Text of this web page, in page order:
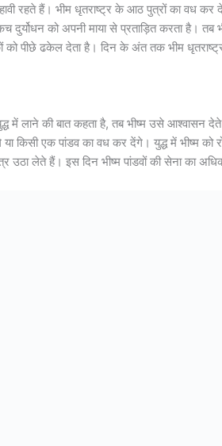
रहते हैं। भीम धृतराष्ट्र के आठ पुत्रों का वध कर
दुर्योधन को अपनी माया से प्रताड़ित करता है। तब
को पीछे ढकेल देता है। दिन के अंत तक भीम
में लाने की बात कहता है, तब भीष्म उसे आश्वासन
किसी एक पांडव का वध कर देंगे। युद्ध में भीष्म को
उठा लेते हैं। इस दिन भीष्म पांडवों की सेना का